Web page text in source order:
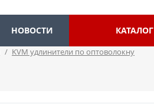
НОВОСТИ КАТАЛОГ
/ KVM удлинители по оптоволокну